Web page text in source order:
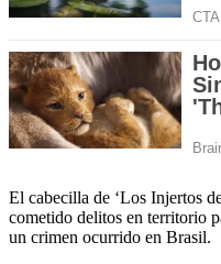
El cabecilla de ‘Los Injertos
cometido delitos en territorio
un crimen ocurrido en Brasil.